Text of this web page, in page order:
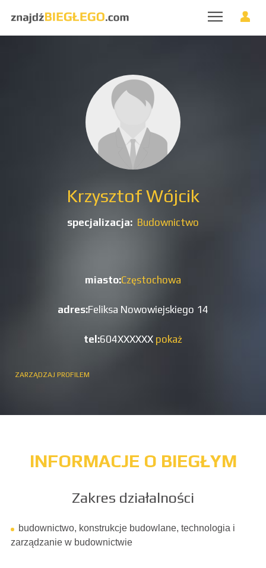
Krzysztof Wójcik
specjalizacja: Budownictwo
miasto:Częstochowa
adres:Feliksa Nowowiejskiego 14
tel:604XXXXXX pokaż
ZARZĄDZAJ PROFILEM
INFORMACJE O BIEGŁYM
Zakres działalności
budownictwo, konstrukcje budowlane, technologia i
zarządzanie w budownictwie